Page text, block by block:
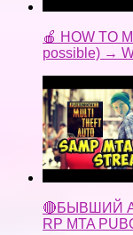
🍎 HOW TO
possible) →
🔴БЫВШИЙ
RP MTA